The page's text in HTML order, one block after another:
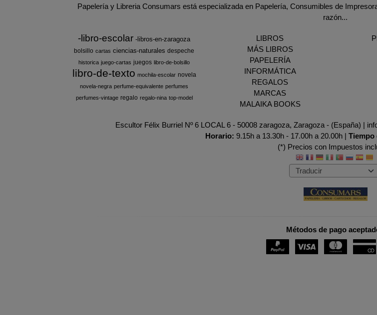
Papelería y Libreria Consumars está especializada en Papelería, Consumibles de
razón...
-libro-escolar -libros-en-zaragoza
bolsillo cartas ciencias-naturales despeche
historica juego-cartas juegos libro-de-bolsillo
libro-de-texto mochila-escolar novela
novela-negra perfume-equivalente perfumes
perfumes-vintage regalo regalo-nina top-model
LIBROS
MÁS LIBROS
PAPELERÍA
INFORMÁTICA
REGALOS
MARCAS
MALAIKA BOOKS
Escultor Félix Burriel Nº 6 LOCAL 6 - 50008 zaragoza, Zaragoza - (España) |
Horario: 9.15h a 13.30h - 17.00h a 20.00h | Tiempo
(*) Precios con Impuestos
Métodos de pago